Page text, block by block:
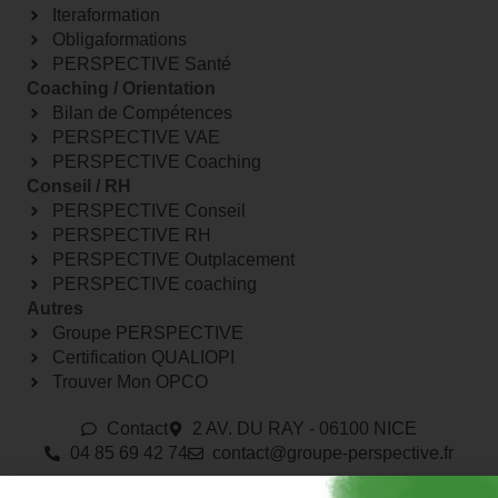
Iteraformation
Obligaformations
PERSPECTIVE Santé
Coaching / Orientation
Bilan de Compétences
PERSPECTIVE VAE
PERSPECTIVE Coaching
Conseil / RH
PERSPECTIVE Conseil
PERSPECTIVE RH
PERSPECTIVE Outplacement
PERSPECTIVE coaching
Autres
Groupe PERSPECTIVE
Certification QUALIOPI
Trouver Mon OPCO
Contact
2 AV. DU RAY - 06100 NICE
04 85 69 42 74⁩
contact@groupe-perspective.fr